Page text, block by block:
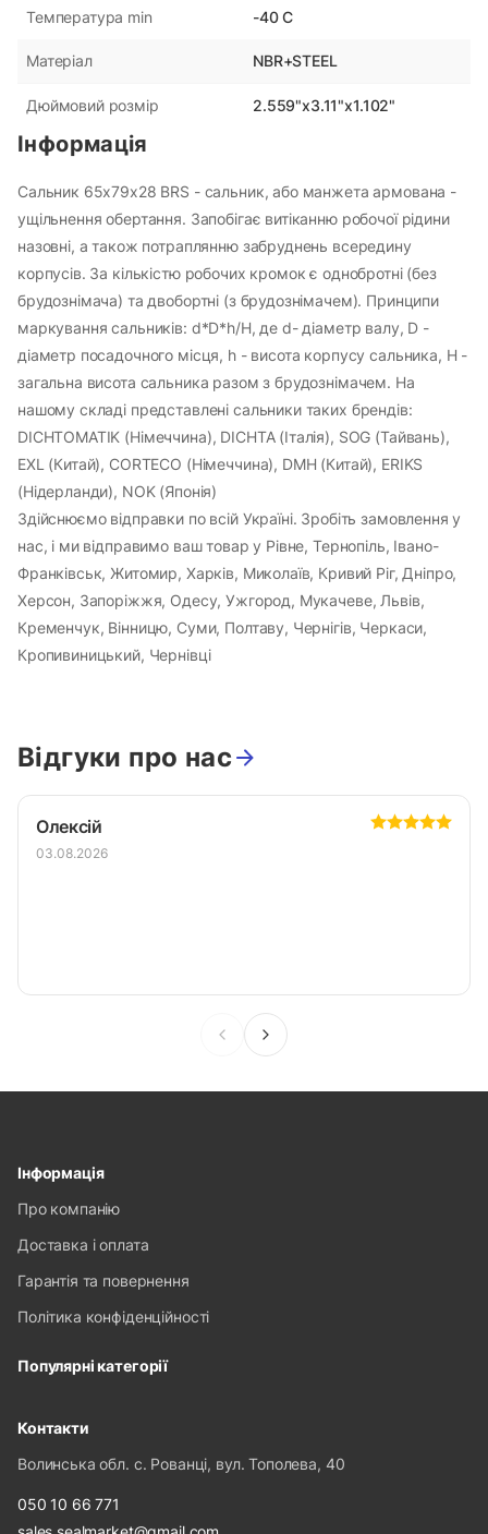
Температура min -40 С
Матеріал NBR+STEEL
Дюймовий розмір 2.559"x3.11"x1.102"
Інформація
Сальник 65х79х28 BRS - сальник, або манжета армована -
ущільнення обертання. Запобігає витіканню робочої рідини
назовні, а також потраплянню забруднень всередину
корпусів. За кількістю робочих кромок є однобротні (без
брудознімача) та двобортні (з брудознімачем). Принципи
маркування сальників: d*D*h/H, де d- діаметр валу, D -
діаметр посадочного місця, h - висота корпусу сальника, H -
загальна висота сальника разом з брудознімачем. На
нашому складі представлені сальники таких брендів:
DICHTOMATIK (Німеччина), DICHTA (Італія), SOG (Тайвань),
EXL (Китай), CORTECO (Німеччина), DMH (Китай), ERIKS
(Нідерланди), NOK (Японія)
Здійснюємо відправки по всій Україні. Зробіть замовлення у
нас, і ми відправимо ваш товар у Рівне, Тернопіль, Івано-
Франківськ, Житомир, Харків, Миколаїв, Кривий Ріг, Дніпро,
Херсон, Запоріжжя, Одесу, Ужгород, Мукачеве, Львів,
Кременчук, Вінницю, Суми, Полтаву, Чернігів, Черкаси,
Кропивиницький, Чернівці
Відгуки про нас
Олексій
03.08.2026
Інформація
Про компанію
Доставка і оплата
Гарантія та повернення
Політика конфіденційності
Популярні категорії
Контакти
Волинська обл. с. Рованці, вул. Тополева, 40
050 10 66 771